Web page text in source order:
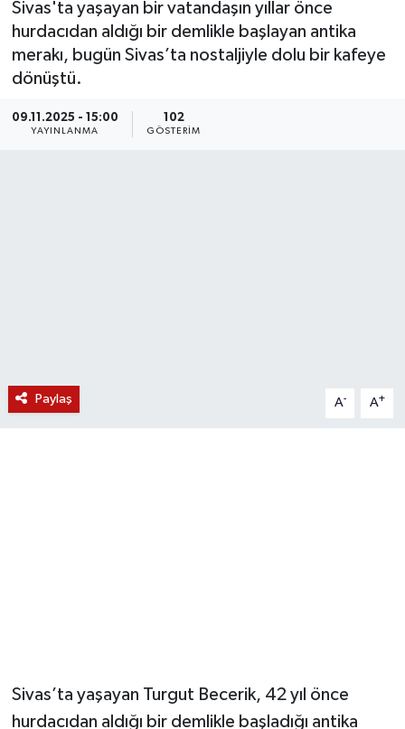
Sivas'ta yaşayan bir vatandaşın yıllar önce
hurdacıdan aldığı bir demlikle başlayan antika
merakı, bugün Sivas’ta nostaljiyle dolu bir kafeye
dönüştü.
09.11.2025 - 15:00
YAYINLANMA
102
GÖSTERIM
Paylaş A- A+
Sivas’ta yaşayan Turgut Becerik, 42 yıl önce
hurdacıdan aldığı bir demlikle başladığı antika
KÜLTÜR SANAT
YAŞAM
LIFE
SARIGÖL
SARUHANLI
SELENDİ
SOMA
KÖPRÜBAŞI
KULA
SALİHLİ
TURGUTLU
EKONOMİ
EĞİTİM
KÜLTÜR SANAT
MANİSA'NIN YÖRESEL LEZZETLERİ